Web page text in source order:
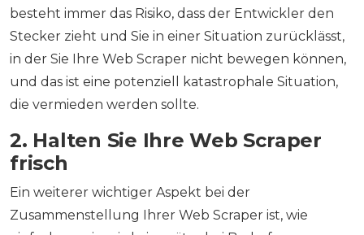
besteht immer das Risiko, dass der Entwickler den
Stecker zieht und Sie in einer Situation zurücklässt,
in der Sie Ihre Web Scraper nicht bewegen können,
und das ist eine potenziell katastrophale Situation,
die vermieden werden sollte.
2. Halten Sie Ihre Web Scraper
frisch
Ein weiterer wichtiger Aspekt bei der
Zusammenstellung Ihrer Web Scraper ist, wie